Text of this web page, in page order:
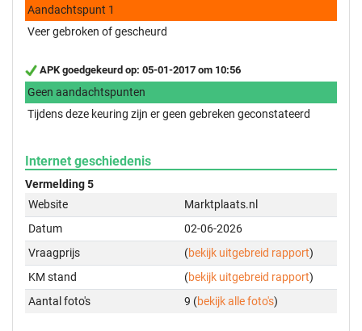
Aandachtspunt 1
Veer gebroken of gescheurd
APK goedgekeurd op: 05-01-2017 om 10:56
Geen aandachtspunten
Tijdens deze keuring zijn er geen gebreken geconstateerd
Internet geschiedenis
Vermelding 5
Website
Marktplaats.nl
Datum
02-06-2026
Vraagprijs
(bekijk uitgebreid rapport)
KM stand
(bekijk uitgebreid rapport)
Aantal foto's
9 (bekijk alle foto's)